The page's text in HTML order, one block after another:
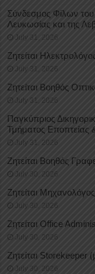
Σύνδεσμος Φίλων του
Λευκωσίας και της
July 31, 2026
Ζητείται
July 31, 2026
Ζητείται Βοηθός
July 31, 2026
Παγκύπριος
Τμήματος
July 31, 2026
Ζητείται Βοηθός
July 30, 2026
Ζητείται
July 30, 2026
Ζητείται Office
July 30, 2026
Ζητείται
July 30, 2026